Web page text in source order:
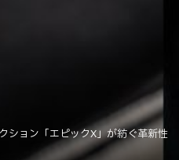
ション「エピックX」が紡ぐ革新性